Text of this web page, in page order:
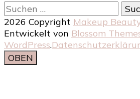
Suchen
nach:
2026 Copyright Makeup
Entwickelt von Blossom
WordPress.
OBEN